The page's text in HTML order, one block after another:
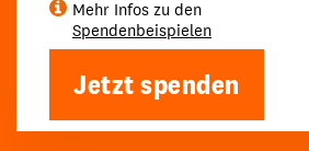
Mehr Infos zu den
Spendenbeispielen
Jetzt spenden